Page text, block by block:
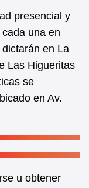
presencial y
una en
en La
Las Higueritas
se
en Av.
u obtener